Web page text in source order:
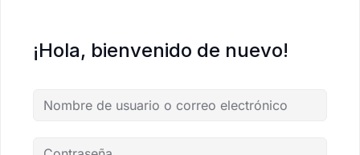
¡Hola, bienvenido de nuevo!